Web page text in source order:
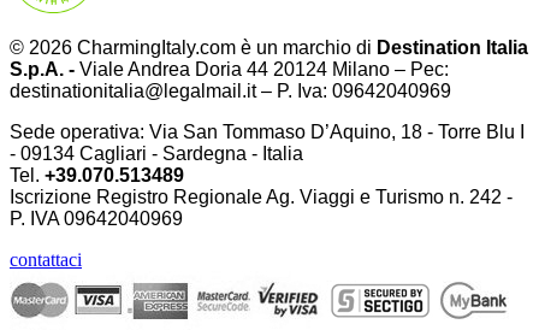
© 2026 CharmingItaly.com è un marchio di Destination Italia
S.p.A. - Viale Andrea Doria 44 20124 Milano – Pec:
destinationitalia@legalmail.it – P. Iva: 09642040969
Sede operativa: Via San Tommaso D’Aquino, 18 - Torre Blu I
- 09134 Cagliari - Sardegna - Italia
Tel. +39.070.513489
Iscrizione Registro Regionale Ag. Viaggi e Turismo n. 242 -
P. IVA09642040969
contattaci